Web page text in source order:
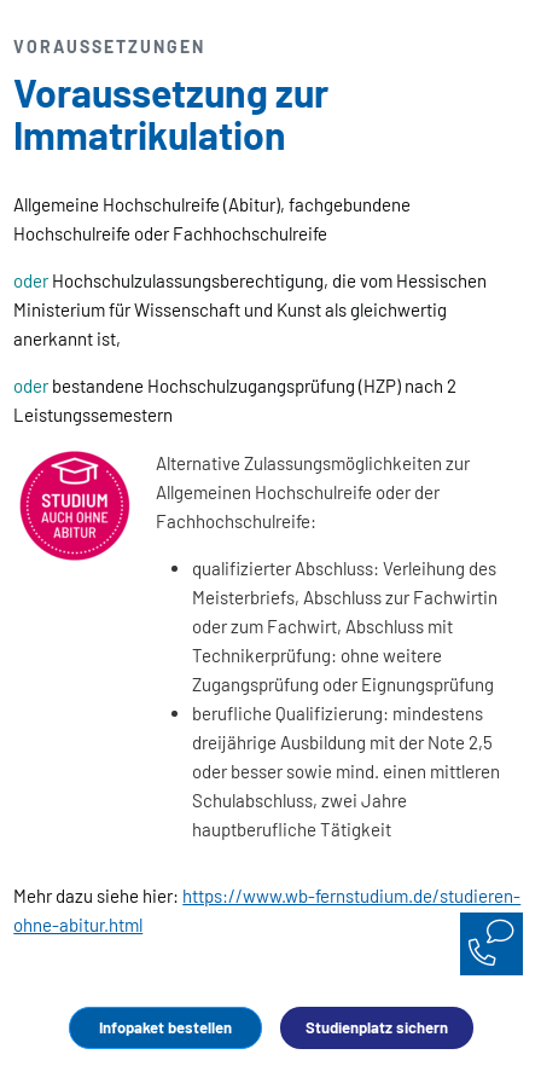
Infopaket bestellen Studienplatz sichern
VORAUSSETZUNGEN
Voraussetzung zur
Immatrikulation
Allgemeine Hochschulreife (Abitur), fachgebundene
Hochschulreife oder Fachhochschulreife
oderHochschulzulassungsberechtigung, die vom Hessischen
Ministerium für Wissenschaft und Kunst als gleichwertig
anerkannt ist,
oderbestandene Hochschulzugangsprüfung (HZP) nach 2
Leistungssemestern
Alternative Zulassungsmöglichkeiten zur
Allgemeinen Hochschulreife oder der
Fachhochschulreife:
qualifizierter Abschluss: Verleihung des
Meisterbriefs, Abschluss zur Fachwirtin
oder zum Fachwirt, Abschluss mit
Technikerprüfung: ohne weitere
Zugangsprüfung oder Eignungsprüfung
berufliche Qualifizierung: mindestens
dreijährige Ausbildung mit der Note 2,5
oder besser sowie mind. einen mittleren
Schulabschluss, zwei Jahre
hauptberufliche Tätigkeit
Mehr dazu siehe hier: https://www.wb-fernstudium.de/studieren-
ohne-abitur.html